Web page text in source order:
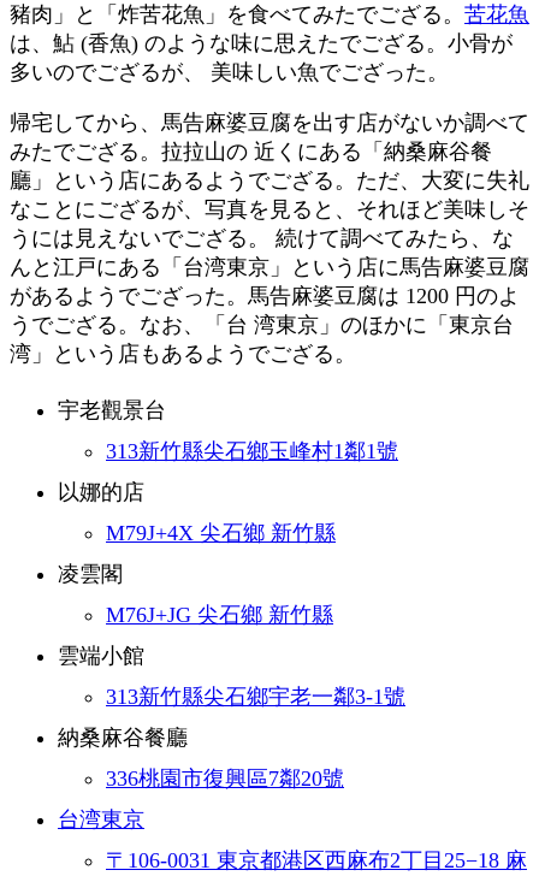
豬肉」と「炸苦花魚」を食べてみたでござる。 苦花魚
は、鮎 (香魚) のような味に思えたでござる。小骨が
多いのでござるが、 美味しい魚でござった。
帰宅してから、馬告麻婆豆腐を出す店がないか調べて
みたでござる。拉拉山の 近くにある「納桑麻谷餐
廳」という店にあるようでござる。ただ、大変に失礼
なことにござるが、写真を見ると、それほど美味しそ
うには見えないでござる。 続けて調べてみたら、な
んと江戸にある「台湾東京」という店に馬告麻婆豆腐
があるようでござった。馬告麻婆豆腐は 1200 円のよ
うでござる。なお、「台 湾東京」のほかに「東京台
湾」という店もあるようでござる。
宇老觀景台
313新竹縣尖石鄉玉峰村1鄰1號
以娜的店
M79J+4X 尖石鄉 新竹縣
凌雲閣
M76J+JG 尖石鄉 新竹縣
雲端小館
313新竹縣尖石鄉宇老一鄰3-1號
納桑麻谷餐廳
336桃園市復興區7鄰20號
台湾東京
〒106-0031 東京都港区西麻布2丁目25−18 麻